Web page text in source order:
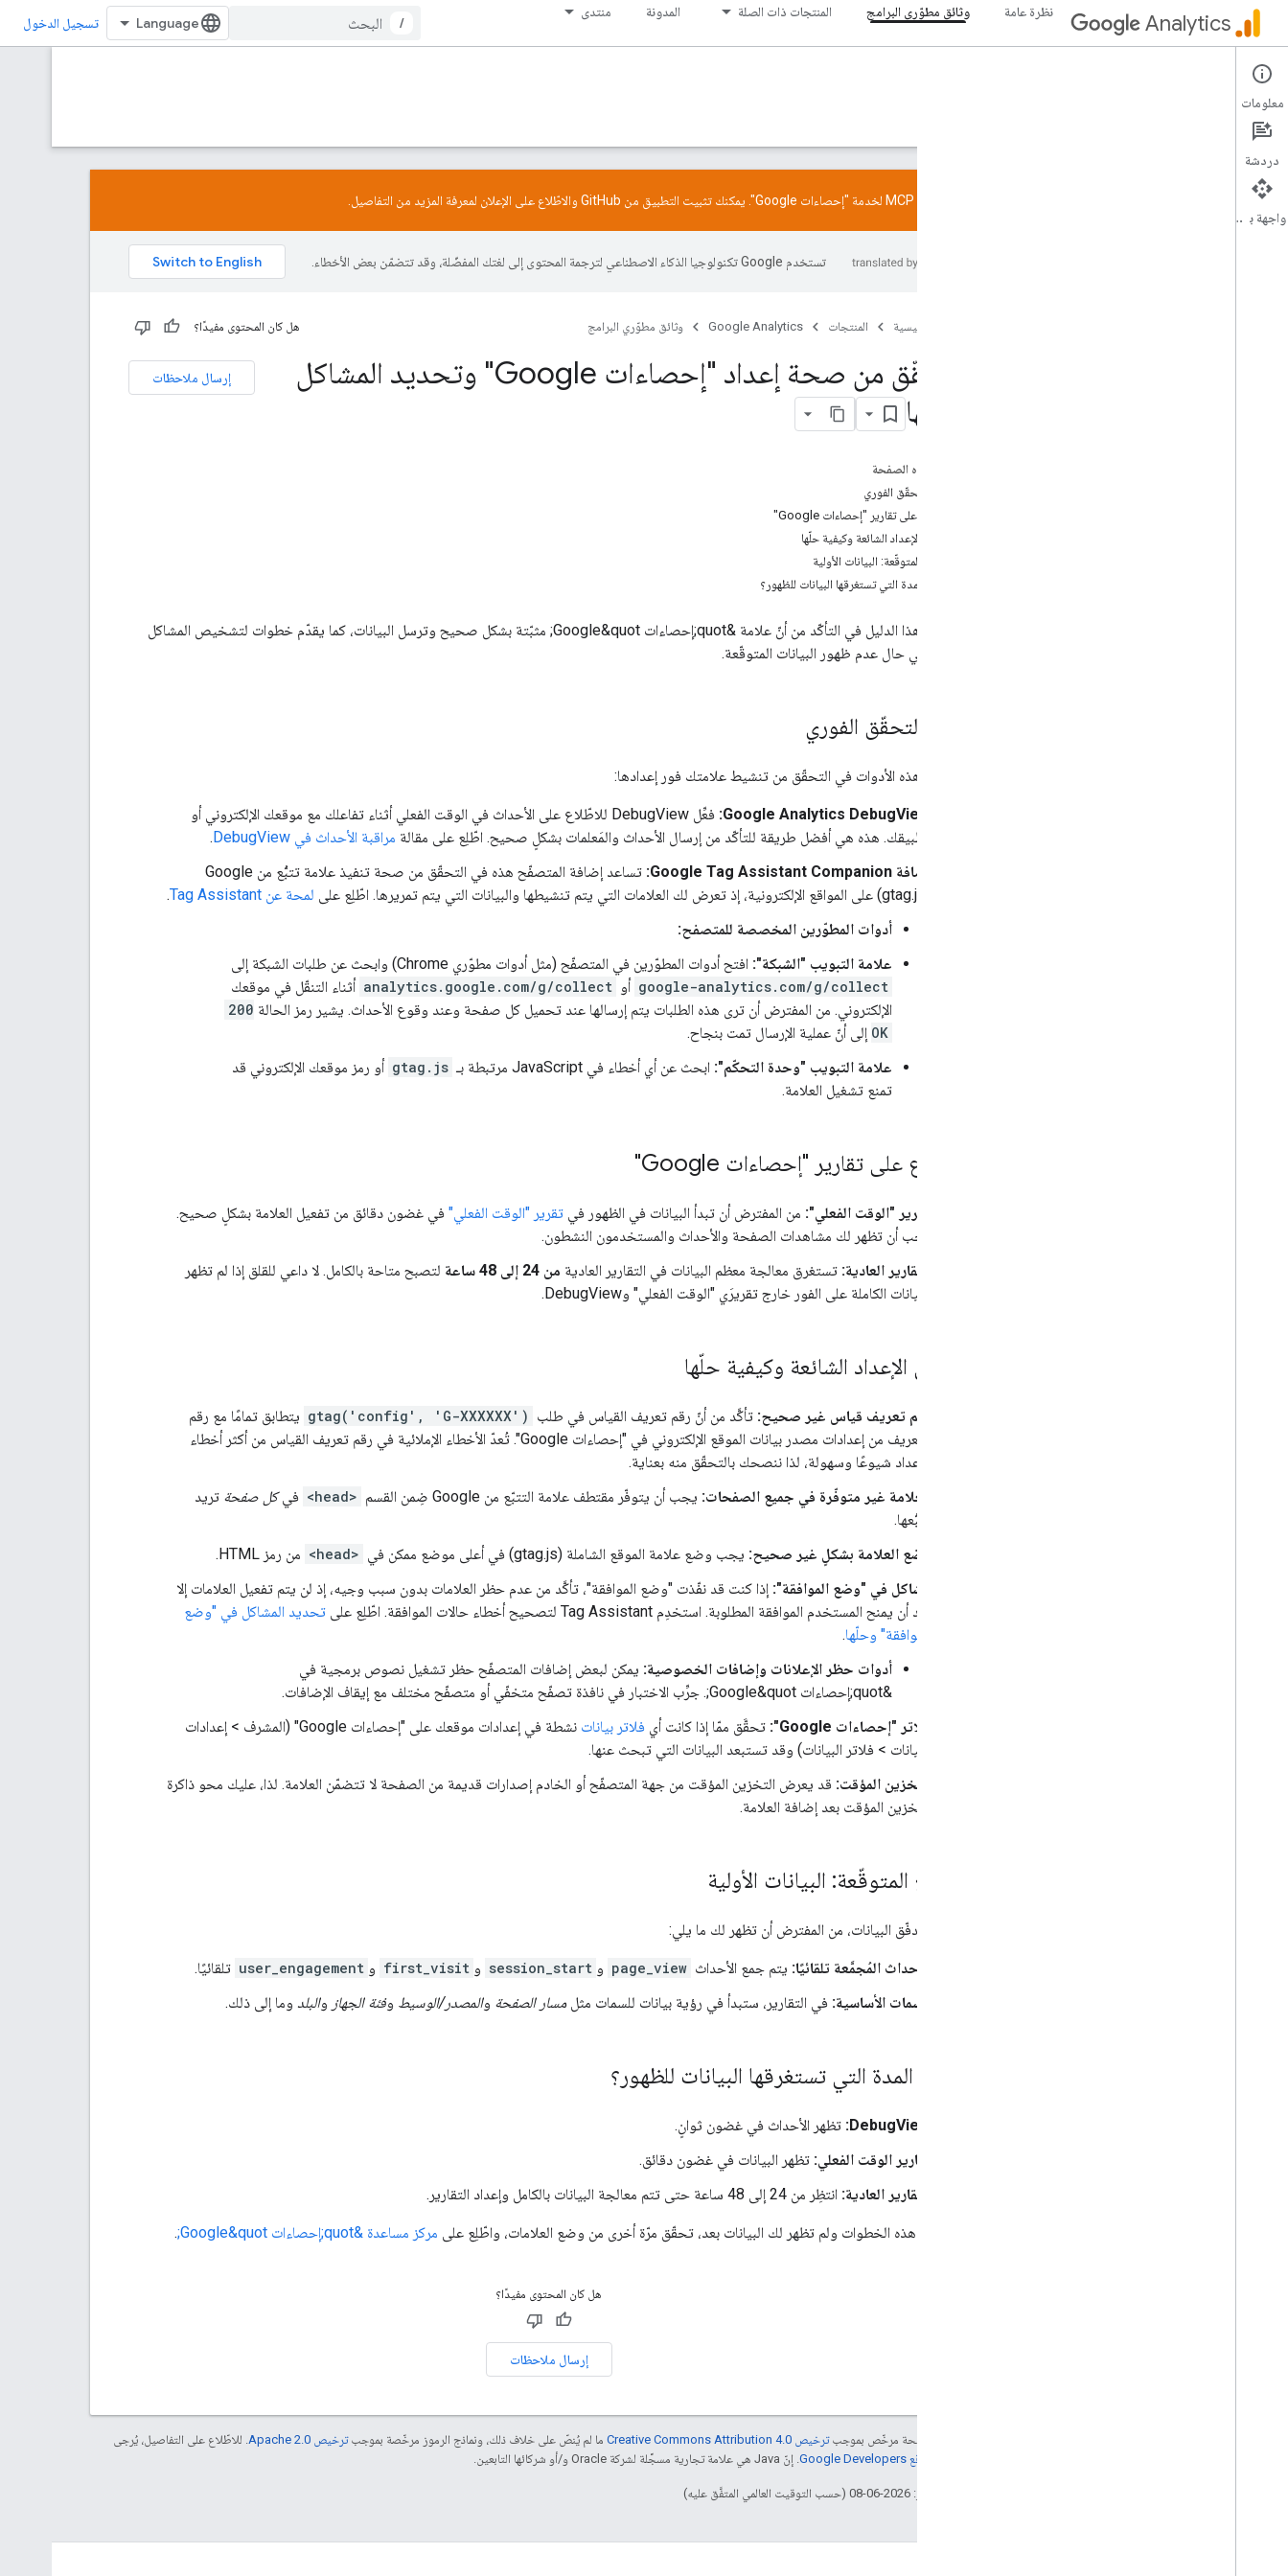
Analytics نظرة عامة وثائق مطوّري البرامج المنتجات ذات الصلة المدونة منتدى
/ تسجيل الدخول
وثائق مطوّري البرامج
الأدلة
GitHub والاطّلاع على الإعلان لمعرفة المزيد من التفاصيل.
تستخدم Google تكنولوجيا الذكاء الاصطناعي لترجمة المحتوى إلى لغتك المفضّلة، وقد تتضمّن بعض الأخطاء.
الصفحة الرئيسية المنتجات Google Analytics وثائق مطوّري البرامج هل كان المحتوى مفيدًا؟
إرسال ملاحظات
التحقّق من صحة إعداد "إحصاءات Google" وتحديد المشاكل
وحلّها
على هذه الصفحة
طرق التحقّق الفوري
الاطّلاع على تقارير "إحصاءات Google"
مشاكل الإعداد الشائعة وكيفية حلّها
النتائج المتوقّعة: البيانات الأولية
ما هي المدة التي تستغرقها البيانات للظهور؟
يساعدك هذا الدليل في التأكّد من أنّ علامة &quot;إحصاءات Google&quot; مثبّتة بشكل صحيح وترسل البيانات، كما يقدّم خطوات لتشخيص المشاكل
الشائعة في حال عدم ظهور البيانات المتوقّعة.
طرق التحقّق الفوري
تساعدك هذه الأدوات في التحقّق من تنشيط علامتك فور إعدادها:
‫Google Analytics DebugView:
فعِّل DebugView للاطّلاع على الأحداث في الوقت الفعلي أثناء تفاعلك مع موقعك الإلكتروني أو
تطبيقك. هذه هي أفضل طريقة للتأكّد من إرسال الأحداث والمَعلمات بشكلٍ صحيح. اطّلِع على مقالة مراقبة الأحداث في DebugView
.
إضافة Google Tag Assistant Companion:
لمحة عن Tag Assistant
.
أدوات المطوّرين المخصصة للمتصفح:
علامة التبويب "الشبكة": افتح أدوات المطوّرين في المتصفّح (مثل أدوات مطوّري Chrome) وابحث عن طلبات الشبكة إلى
google-analytics.com/g/collect أو analytics.google.com/g/collect أثناء التنقّل في موقعك
الإلكتروني. من المفترض أن ترى هذه الطلبات يتم إرسالها عند تحميل كل صفحة وعند وقوع الأحداث. يشير رمز الحالة 200
OK إلى أنّ عملية الإرسال تمت بنجاح.
علامة التبويب "وحدة التحكّم": ابحث عن أي أخطاء في JavaScript مرتبطة بـ gtag.js أو رمز موقعك الإلكتروني قد
تمنع تشغيل العلامة.
الاطّلاع على تقارير "إحصاءات Google"
تقرير "الوقت الفعلي": من المفترض أن تبدأ البيانات في الظهور في تقرير "الوقت الفعلي" في غضون دقائق من تفعيل العلامة بشكلٍ صحيح.
يجب أن تظهر لك مشاهدات الصفحة والأحداث والمستخدمون النشطون.
التقارير العادية: تستغرق معالجة معظم البيانات في التقارير العادية من 24 إلى 48 ساعة
لتصبح متاحة بالكامل. لا داعي للقلق إذا لم تظهر
البيانات الكاملة على الفور خارج تقريرَي "الوقت الفعلي" وDebugView.
مشاكل الإعداد الشائعة وكيفية حلّها
رقم تعريف قياس غير صحيح: تأكَّد من أنّ رقم تعريف القياس في طلب gtag('config', 'G-XXXXXX') يتطابق تمامًا مع رقم
التعريف من إعدادات مصدر بيانات الموقع الإلكتروني في "إحصاءات Google". تُعدّ الأخطاء الإملائية في رقم تعريف القياس من أكثر أخطاء
الإعداد شيوعًا وسهولة، لذا ننصحك بالتحقّق منه بعناية.
العلامة غير متوفّرة في جميع الصفحات: يجب أن يتوفّر مقتطف علامة التتبّع من Google ضِمن القسم <head> فيكل صفحة تريد
تتبُّعها.
وضع العلامة بشكلٍ غير صحيح: يجب وضع علامة الموقع الشاملة (gtag.js) في أعلى موضع ممكن في <head> من رمز HTML.
مشاكل في "وضع الموافقة": إذا كنت قد نفّذت "وضع الموافقة"، تأكَّد من عدم حظر العلامات بدون سبب وجيه، إذ لن يتم تفعيل العلامات إلا
بعد أن يمنح المستخدم الموافقة المطلوبة. استخدِم Tag Assistant لتصحيح أخطاء حالات الموافقة. اطّلِع على
تحديد المشاكل في "وضع
الموافقة" وحلّها.
أدوات حظر الإعلانات وإضافات الخصوصية: يمكن لبعض إضافات المتصفّح حظر تشغيل نصوص برمجية في
&quot;إحصاءات Google&quot;. جرِّب الاختبار في نافذة تصفّح متخفّي أو متصفّح مختلف مع إيقاف الإضافات.
فلاتر "إحصاءات Google":
تحقَّق ممّا إذا كانت أي فلاتر بيانات
نشطة في إعدادات موقعك على "إحصاءات Google" (المشرف > إعدادات
البيانات > فلاتر البيانات) وقد تستبعد البيانات التي تبحث عنها.
التخزين المؤقت: قد يعرض التخزين المؤقت من جهة المتصفّح أو الخادم إصدارات قديمة من الصفحة لا تتضمّن العلامة. لذا، عليك محو ذاكرة
التخزين المؤقت بعد إضافة العلامة.
النتائج المتوقّعة: البيانات الأولية
بعد بدء تدفّق البيانات، من المفترض أن تظهر لك ما يلي:
الأحداث المُجمَّعة تلقائيًا: يتم جمع الأحداث page_view و session_start و first_visit و user_engagement تلقائيًا.
السمات الأساسية: في التقارير، ستبدأ في رؤية بيانات للسمات مثل مسار الصفحة والمصدر/الوسيط وفئة الجهاز والبلد وما إلى ذلك.
ما هي المدة التي تستغرقها البيانات للظهور؟
DebugView: تظهر الأحداث في غضون ثوانٍ.
تقارير الوقت الفعلي: تظهر البيانات في غضون دقائق.
التقارير العادية: انتظِر من 24 إلى 48 ساعة حتى تتم معالجة البيانات بالكامل وإعداد التقارير.
إذا اتّبعت هذه الخطوات ولم تظهر لك البيانات بعد، تحقّق مرّة أخرى من وضع العلامات، واطّلِع على مركز مساعدة &quot;إحصاءات Google&quot; .
هل كان المحتوى مفيدًا؟
إرسال ملاحظات
إنّ محتوى هذه الصفحة مرخّص بموجبترخيص Creative Commons Attribution 4.0‏ ما لم يُنصّ على خلاف ذلك، ونماذج الرموز مرخّصة بموجبترخيص Apache 2.0‏
. للاطّلاع على التفاصيل، يُرجى
سياسات موقع Google Developers‏ . إنّ Java هي علامة تجارية مسجَّلة لشركة Oracle و/أو شركائها التابعين.
تاريخ التعديل الأخير: 2026-06-08 (حسب التوقيت العالمي المتفَّق عليه)
معلومات
دردشة
واجهة برمجة التطبيقات